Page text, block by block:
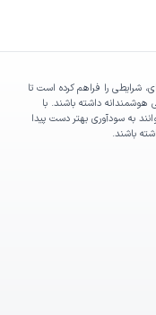
شرایطی را فراهم کرده است تا
هوشمندانه داشته باشند. با
به سودآوری بهتر دست پیدا
باشند.